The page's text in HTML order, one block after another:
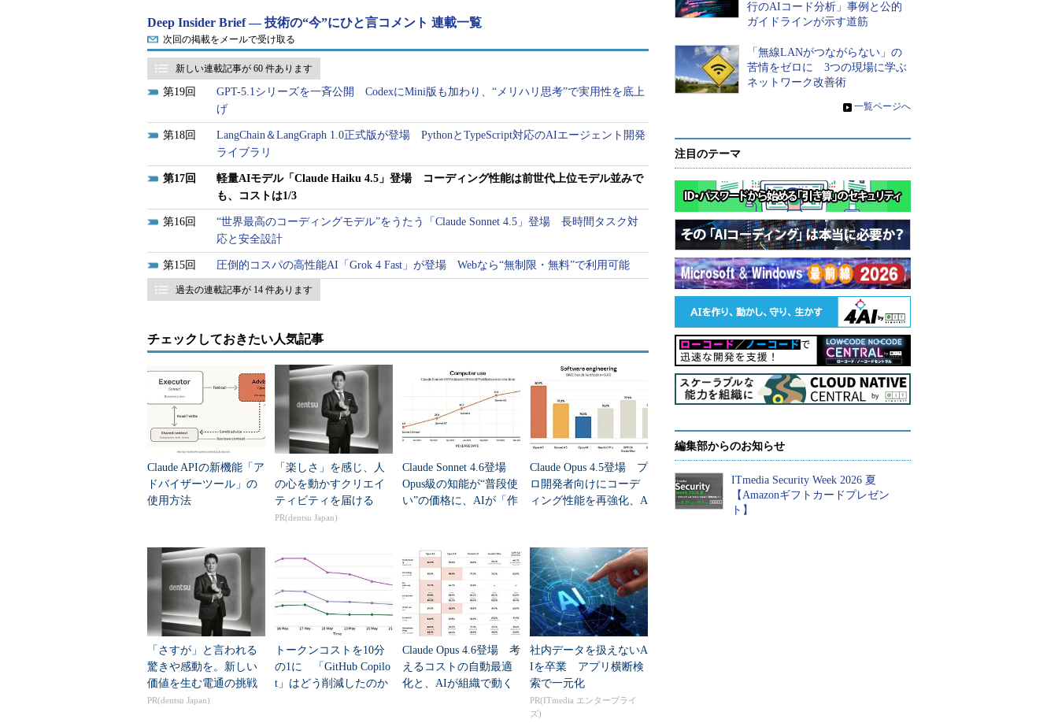
Deep Insider Brief ― 技術の“今”にひと言コメント 連載一覧
次回の掲載をメールで受け取る
新しい連載記事が 60 件あります
19
GPT-5.1シリーズを一斉公開 CodexにMini版も加わり、“メリハリ思考”で実用性を底上
げ
18
LangChain＆LangGraph 1.0正式版が登場 PythonとTypeScript対応のAIエージェント開発
ライブラリ
17
軽量AIモデル「Claude Haiku 4.5」登場 コーディング性能は前世代上位モデル並みで
も、コストは1/3
16
“世界最高のコーディングモデル”をうたう「Claude Sonnet 4.5」登場 長時間タスク対
応と安全設計
15 圧倒的コスパの高性能AI「Grok 4 Fast」が登場 Webなら“無制限・無料”で利用可能
過去の連載記事が 14 件あります
チェックしておきたい人気記事
Claude APIの新機能「ア
ドバイザーツール」の
使用方法
「楽しさ」を感じ、人
の心を動かすクリエイ
ティビティを届ける
PR(dentsu Japan)
Claude Sonnet 4.6登場
Opus級の知能が“普段使
い”の価格に、AIが「作
Claude Opus 4.5登場 プ
ロ開発者向けにコーデ
ィング性能を再強化、A
「さすが」と言われる
驚きや感動を。新しい
価値を生む電通の挑戦
PR(dentsu Japan)
トークンコストを10分
の1に 「GitHub Copilo
t」はどう削減したのか
Claude Opus 4.6登場 考
えるコストの自動最適
化と、AIが組織で動く
社内データを扱えないA
Iを卒業 アプリ横断検
索で一元化
PR(ITmedia エンタープライ
ズ)
行のAIコード分析」事例と公的
ガイドラインが示す道筋
「無線LANがつながらない」の
苦情をゼロに 3つの現場に学ぶ
ネットワーク改善術
» 一覧ページへ
注目のテーマ
編集部からのお知らせ
ITmedia Security Week 2026 夏
【Amazonギフトカードプレゼン
ト】